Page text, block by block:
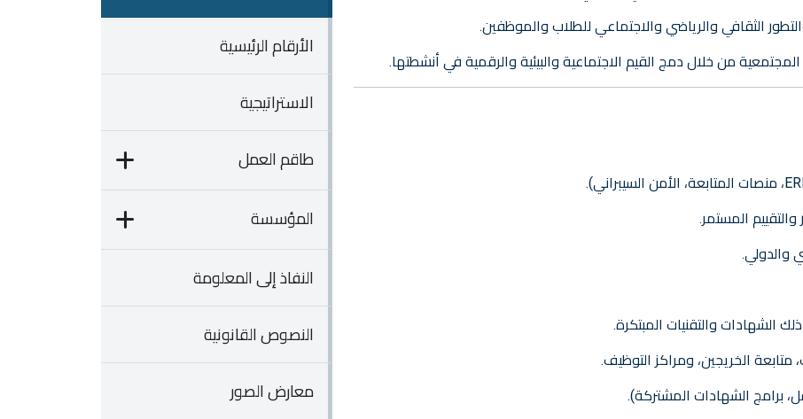
الأرقام الرئيسية
الاستراتيجية
طاقم العمل
المؤسسة
النفاذ إلى المعلومة
النصوص القانونية
معارض الصور
الثقافي والرياضي والاجتماعي للطلاب والموظفين.
من خلال دمج القيم الاجتماعية والبيئية والرقمية في أنشطتها.
المستمر.
والدولي.
الشهادات والتقنيات المبتكرة.
متابعة الخريجين، ومراكز التوظيف.
برامج الشهادات المشتركة).